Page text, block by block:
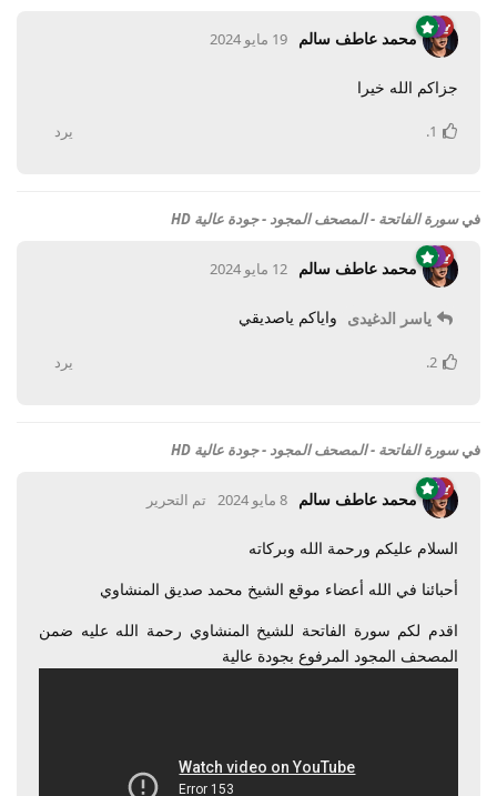
محمد عاطف سالم 19 مايو 2024
جزاكم الله خيرا
يرد 1
.
فيسورة الفاتحة - المصحف المجود - جودة عالية HD
محمد عاطف سالم 12 مايو 2024
ياسر الدغيدى واياكم ياصديقي
يرد 2
.
فيسورة الفاتحة - المصحف المجود - جودة عالية HD
محمد عاطف سالم 8 مايو 2024 تم التحرير
السلام عليكم ورحمة الله وبركاته
أحبائنا في الله أعضاء موقع الشيخ محمد صديق المنشاوي
اقدم لكم سورة الفاتحة للشيخ المنشاوي رحمة الله عليه ضمن
المصحف المجود المرفوع بجودة عالية